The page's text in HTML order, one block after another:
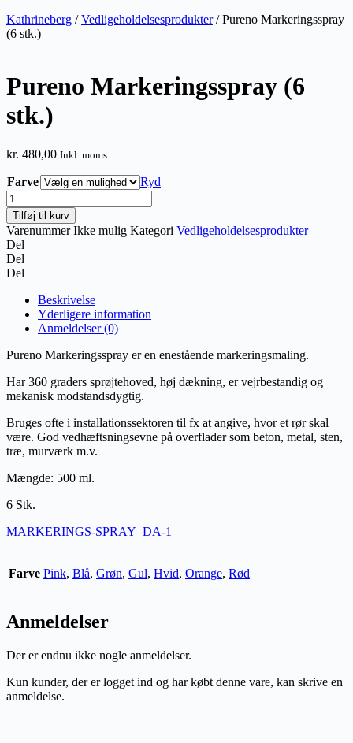
Kathrineberg /Vedligeholdelsesprodukter/ Pureno Markeringsspray
(6 stk.)
Pureno Markeringsspray (6
stk.)
kr. 480,00 Inkl. moms
Farve
Ryd
Pureno
Markeringsspray
(6
stk.)
antal
Tilføj til kurv
VarenummerIkke mulig Kategori Vedligeholdelsesprodukter
Del
Del
Del
Beskrivelse
Yderligere information
Anmeldelser (0)
Pureno Markeringsspray er en enestående markeringsmaling.
Har 360 graders sprøjtehoved, høj dækning, er vejrbestandig og
mekanisk modstandsdygtig.
Bruges ofte i installationssektoren til fx at angive, hvor et rør skal
være. God vedhæftsningsevne på overflader som beton, metal, sten,
træ, murværk m.v.
Mængde: 500 ml.
6 Stk.
MARKERINGS-SPRAY_DA-1
Farve Pink, Blå, Grøn, Gul, Hvid, Orange, Rød
Anmeldelser
Der er endnu ikke nogle anmeldelser.
Kun kunder, der er logget ind og har købt denne vare, kan skrive en
anmeldelse.